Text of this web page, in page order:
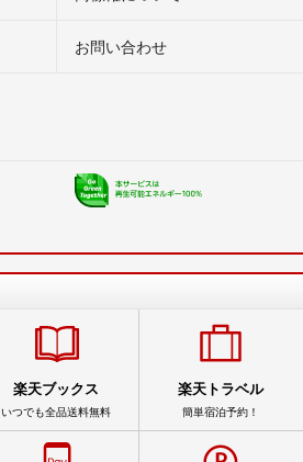
お問い合わせ
楽天ブックス
いつでも全品送料無料
楽天トラベル
簡単宿泊予約！